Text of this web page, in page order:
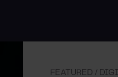
FEATURED /